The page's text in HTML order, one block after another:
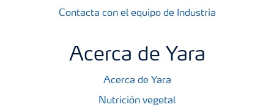
Contacta con el equipo de Industria
Acerca de Yara
Acerca de Yara
Nutrición vegetal